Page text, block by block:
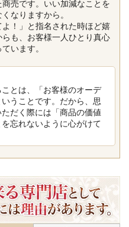
売です。いい加減なことを
なりますから。
！」と指名された時ほど嬉
も、お客様一人ひとり真心
います。
とは、「お客様のオーデ
うことです。だから、思
だく際には「商品の価値
忘れないように心がけて